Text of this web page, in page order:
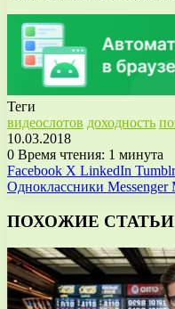
Теги
видеослотов доходность
10.03.2018
0 Время чтения: 1 минута
Facebook X LinkedIn Tumblr
Одноклассники Messenger
ПОХОЖИЕ СТАТЬИ